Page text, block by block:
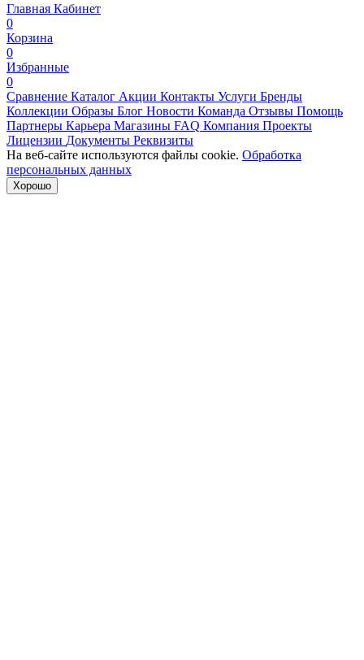
Главная Кабинет
0
Корзина
0
Избранные
0
Сравнение Каталог Акции Контакты Услуги Бренды
Коллекции Образы Блог Новости Команда Отзывы Помощь
Партнеры Карьера Магазины FAQ Компания Проекты
Лицензии Документы Реквизиты
На веб-сайте используются файлы cookie. Обработка
персональных данных
Хорошо